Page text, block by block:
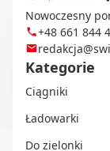
Nowoczesny
+48 661 844
Kategorie
Ciągniki
Ładowarki
Do zielonki